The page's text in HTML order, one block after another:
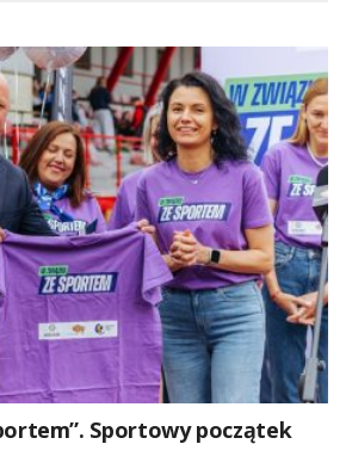
Sportowy początek